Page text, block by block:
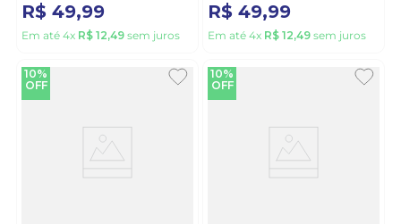
R$ 49,99
Em até 4x R$ 12,49 sem juros
R$ 49,99
Em até 4x R$ 12,49 sem juros
10%
OFF
10%
OFF